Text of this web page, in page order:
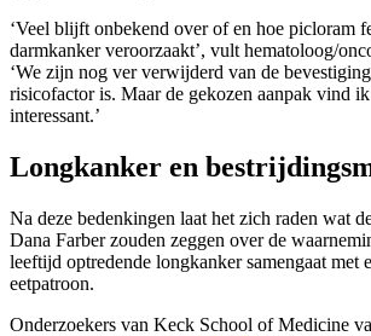
‘Veel blijft onbekend over of en hoe picloram
darmkanker veroorzaakt’, vult hematoloog/
‘We zijn nog ver verwijderd van de
risicofactor is. Maar de gekozen aanpak vind
interessant.’
Longkanker en
Na deze bedenkingen laat het zich raden wat
Dana Farber zouden zeggen over de
leeftijd optredende longkanker samengaat met
eetpatroon.
Onderzoekers van Keck School of Medicine